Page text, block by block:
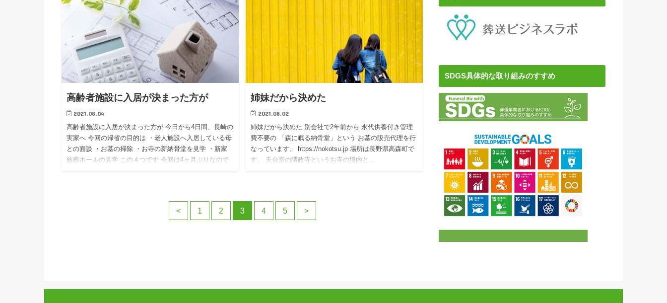
高齢者施設に入居が決まった方が
2021.08.04
高齢者施設に入居が決まった方が 今日から4日間、長崎の
実家へ 今回の帰省の目的は ・老人施設へ入居している母
との面談 ・お墓の掃除 ・お寺の新納骨堂を見学 ・新家
族葬ホールの見学 この４つです 今回は4ヶ月ぶりなので
姉妹だから決めた
2021.08.02
姉妹だから決めた 別会社で2年前から 永代供養付き管理
費不要の 「森に眠る納骨堂」という お墓の販売代理を行
なっています。 https://nokotsu.jp 場所は長野県高森町で
す。 天台宗の隣政寺というお寺の境内と…
< 1 2 3 4 5 >
SDGS具体的な取り組みのすすめ